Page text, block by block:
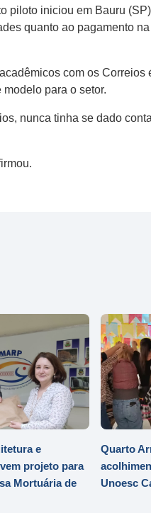
piloto iniciou em Bauru
quanto ao pagamento
com os Correios
para o setor.
nunca tinha se dado
e
projeto para
Mortuária de
Quarto
Unoesc